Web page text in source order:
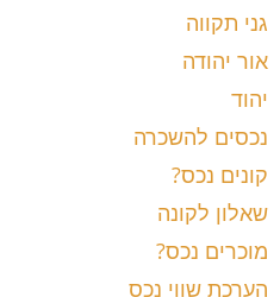
גני תקווה
אור יהודה
יהוד
נכסים להשכרה
קונים נכס?
שאלון לקונה
מוכרים נכס?
הערכת שווי נכס